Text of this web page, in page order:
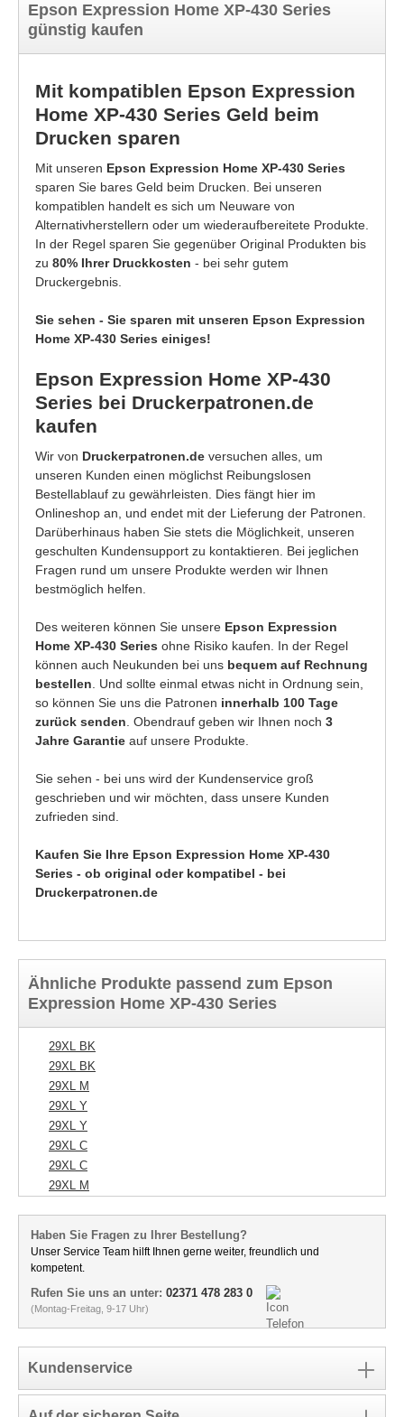
Epson Expression Home XP-430 Series
günstig kaufen
Mit kompatiblen Epson Expression
Home XP-430 Series Geld beim
Drucken sparen
Mit unseren Epson Expression Home XP-430 Series
sparen Sie bares Geld beim Drucken. Bei unseren
kompatiblen handelt es sich um Neuware von
Alternativherstellern oder um wiederaufbereitete Produkte.
In der Regel sparen Sie gegenüber Original Produkten bis
zu 80% Ihrer Druckkosten - bei sehr gutem
Druckergebnis.
Sie sehen - Sie sparen mit unseren Epson Expression
Home XP-430 Series einiges!
Epson Expression Home XP-430
Series bei Druckerpatronen.de
kaufen
Wir von Druckerpatronen.de versuchen alles, um
unseren Kunden einen möglichst Reibungslosen
Bestellablauf zu gewährleisten. Dies fängt hier im
Onlineshop an, und endet mit der Lieferung der Patronen.
Darüberhinaus haben Sie stets die Möglichkeit, unseren
geschulten Kundensupport zu kontaktieren. Bei jeglichen
Fragen rund um unsere Produkte werden wir Ihnen
bestmöglich helfen.
Des weiteren können Sie unsere Epson Expression
Home XP-430 Series ohne Risiko kaufen. In der Regel
können auch Neukunden bei uns bequem auf Rechnung
bestellen . Und sollte einmal etwas nicht in Ordnung sein,
so können Sie uns die Patronen innerhalb 100 Tage
zurück senden . Obendrauf geben wir Ihnen noch 3
Jahre Garantie auf unsere Produkte.
Sie sehen - bei uns wird der Kundenservice groß
geschrieben und wir möchten, dass unsere Kunden
zufrieden sind.
Kaufen Sie Ihre Epson Expression Home XP-430
Series - ob original oder kompatibel - bei
Druckerpatronen.de
Ähnliche Produkte passend zum Epson
Expression Home XP-430 Series
29XL BK
29XL BK
29XL M
29XL Y
29XL Y
29XL C
29XL C
29XL M
Haben Sie Fragen zu Ihrer Bestellung?
Unser Service Team hilft Ihnen gerne weiter, freundlich und
kompetent.
Rufen Sie uns an unter: 02371 478 283 0
(Montag-Freitag, 9-17 Uhr)
Kundenservice